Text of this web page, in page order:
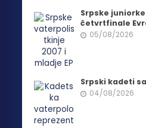
Srpske
četvrtfinale
05/08/2026
Srpski kadeti
04/08/2026